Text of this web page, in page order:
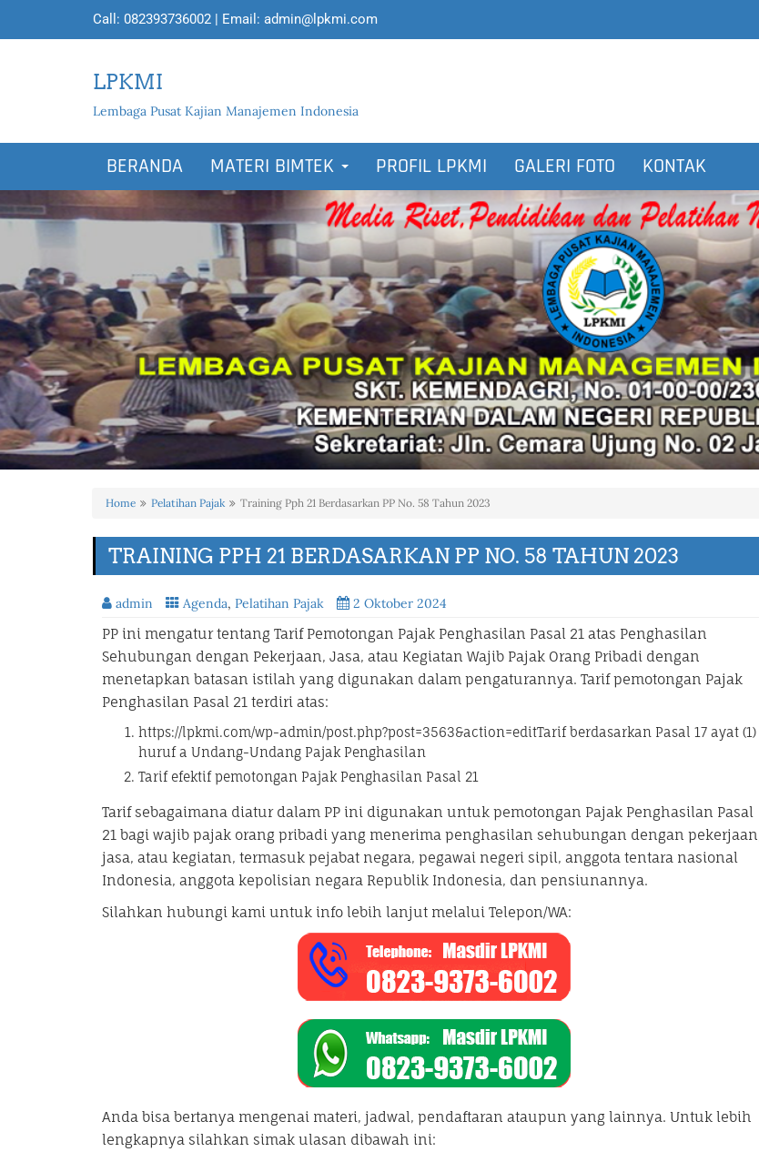
Call: 082393736002 | Email: admin@lpkmi.com
LPKMI
Lembaga Pusat Kajian Manajemen Indonesia
BERANDA MATERI BIMTEK PROFIL LPKMI GALERI FOTO KONTAK
Home Pelatihan Pajak Training Pph 21 Berdasarkan PP No. 58 Tahun 2023
TRAINING PPH 21 BERDASARKAN PP NO. 58 TAHUN 2023
admin Agenda, Pelatihan Pajak 2 Oktober 2024
PP ini mengatur tentang Tarif Pemotongan Pajak Penghasilan Pasal 21 atas Penghasilan
Sehubungan dengan Pekerjaan, Jasa, atau Kegiatan Wajib Pajak Orang Pribadi dengan
menetapkan batasan istilah yang digunakan dalam pengaturannya. Tarif pemotongan Pajak
Penghasilan Pasal 21 terdiri atas:
https://lpkmi.com/wp-admin/post.php?post=3563&action=editTarif berdasarkan Pasal 17 ayat (1)
huruf a Undang-Undang Pajak Penghasilan
Tarif efektif pemotongan Pajak Penghasilan Pasal 21
Tarif sebagaimana diatur dalam PP ini digunakan untuk pemotongan Pajak Penghasilan Pasal
21 bagi wajib pajak orang pribadi yang menerima penghasilan sehubungan dengan
jasa, atau kegiatan, termasuk pejabat negara, pegawai negeri sipil, anggota tentara nasional
Indonesia, anggota kepolisian negara Republik Indonesia, dan pensiunannya.
Silahkan hubungi kami untuk info lebih lanjut melalui Telepon/WA:
Anda bisa bertanya mengenai materi, jadwal, pendaftaran ataupun yang lainnya. Untuk lebih
lengkapnya silahkan simak ulasan dibawah ini: